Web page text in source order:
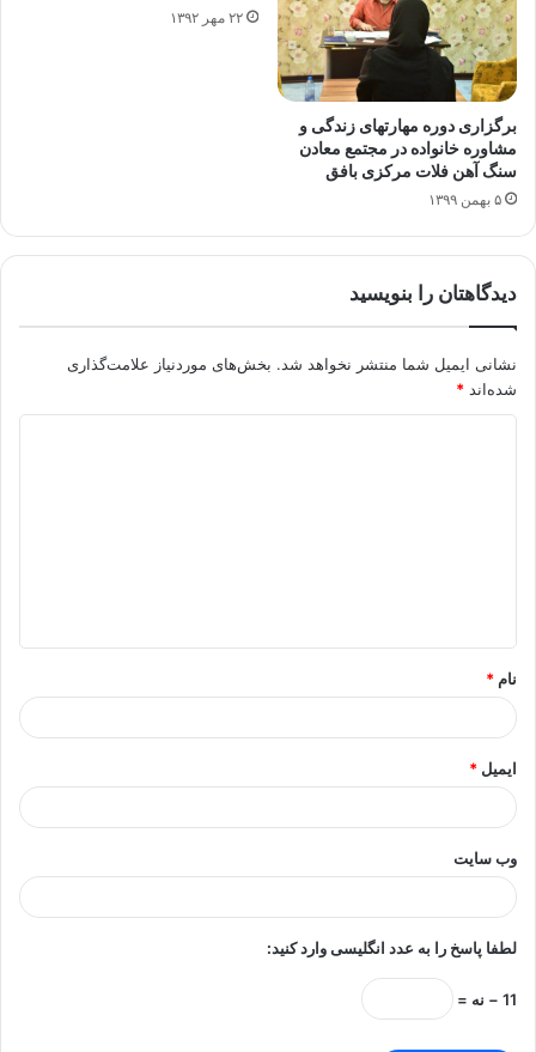
برگزاری دوره مهارتهای زندگی و
مشاوره خانواده در مجتمع معادن
سنگ آهن فلات مرکزی بافق
۵ بهمن ۱۳۹۹
۲۲ مهر ۱۳۹۲
دیدگاهتان را بنویسید
نشانی ایمیل شما منتشر نخواهد شد. بخش‌های موردنیاز علامت‌گذاری
شده‌اند *
*
نام *
ایمیل *
وب‌ سایت
لطفا پاسخ را به عدد انگلیسی وارد کنید:
11 − نه =